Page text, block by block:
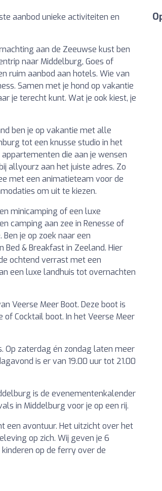
aanbod unieke activiteiten en
aan de Zeeuwse kust ben
naar Middelburg, Goes of
ruim aanbod aan hotels. Wie van
Samen met je hond op vakantie
je terecht kunt. Wat je ook kiest, je
ben je op vakantie met alle
tot een knusse studio in het
die aan je wensen
allyourz aan het juiste adres. Zo
met een animatieteam voor de
om uit te kiezen.
minicamping of een luxe
camping aan zee in Renesse of
je op zoek naar een
& Breakfast in Zeeland. Hier
ochtend verrast met een
een luxe landhuis tot overnachten
Veerse Meer Boot. Deze boot is
Cocktail boot. In het Veerse Meer
Op zaterdag én zondag laten meer
is er van 19.00 uur tot 21.00
is de evenementenkalender
in Middelburg voor je op een rij.
een avontuur. Het uitzicht over het
op zich. Wij geven je 6
op de ferry over de